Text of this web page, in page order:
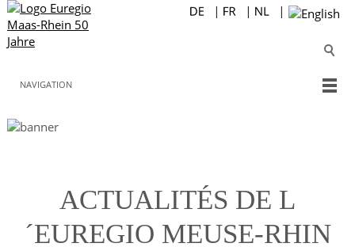
NAVIGATION
ACTUALITÉS DE L
´EUREGIO MEUSE-RHIN